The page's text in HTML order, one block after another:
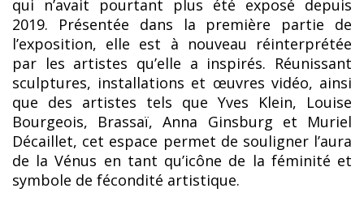
qui n’avait pourtant plus été exposé depuis
2019. Présentée dans la première partie de
l’exposition, elle est à nouveau réinterprétée
par les artistes qu’elle a inspirés. Réunissant
sculptures, installations et œuvres vidéo, ainsi
que des artistes tels que Yves Klein, Louise
Bourgeois, Brassaï, Anna Ginsburg et Muriel
Décaillet, cet espace permet de souligner l’aura
de la Vénus en tant qu’icône de la féminité et
symbole de fécondité artistique.